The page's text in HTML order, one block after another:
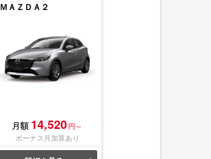
ＭＡＺＤＡ２
月額 14,520円～
ボーナス月加算あり